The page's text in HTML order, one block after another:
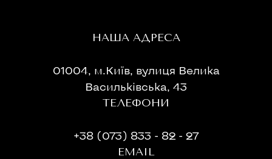
НАША АДРЕСА
01004, м.Київ, вулиця Велика
Васильківська, 43
ТЕЛЕФОНИ
+38 (073) 833 - 82 - 27
EMAIL